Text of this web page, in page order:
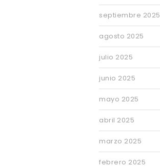
septiembre 2025
agosto 2025
julio 2025
junio 2025
mayo 2025
abril 2025
marzo 2025
febrero 2025